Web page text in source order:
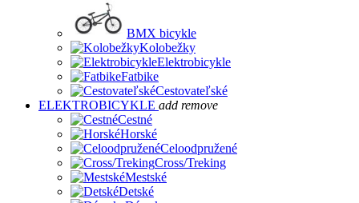
BMX bicykle
Kolobežky
Elektrobicykle
Fatbike
Cestovateľské
ELEKTROBICYKLE add remove
Cestné
Horské
Celoodpružené
Cross/Treking
Mestské
Detské